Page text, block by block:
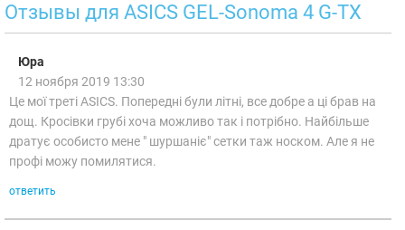
Отзывы для ASICS GEL-Sonoma 4 G-TX
Юра
12 ноября 2019 13:30
Це мої треті ASICS. Попередні були літні, все добре а ці брав на
дощ. Кросівки грубі хоча можливо так і потрібно. Найбільше
дратує особисто мене " шуршаніє" сетки таж носком. Але я не
профі можу помилятися.
ответить